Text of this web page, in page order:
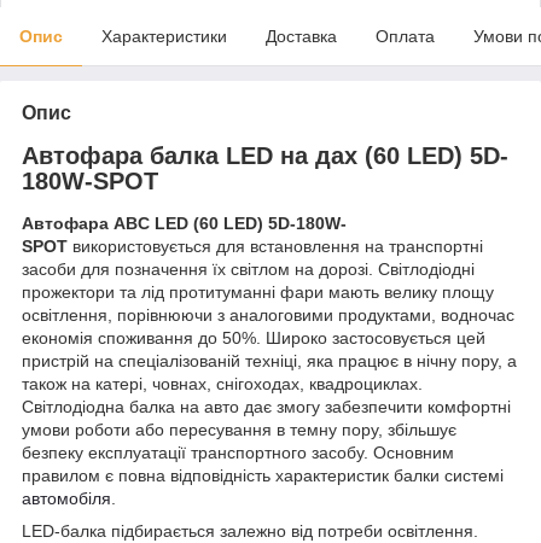
Опис Характеристики Доставка Оплата Умови
Опис
Автофара балка LED на дах (60 LED) 5D-
180W-SPOT
Автофара ABC LED (60 LED) 5D-180W-
SPOT використовується для встановлення на транспортні
засоби для позначення їх світлом на дорозі. Світлодіодні
прожектори та лід протитуманні фари мають велику площу
освітлення, порівнюючи з аналоговими продуктами, водночас
економія споживання до 50%. Широко застосовується цей
пристрій на спеціалізованій техніці, яка працює в нічну пору, а
також на катері, човнах, снігоходах, квадроциклах.
Світлодіодна балка на авто дає змогу забезпечити комфортні
умови роботи або пересування в темну пору, збільшує
безпеку експлуатації транспортного засобу. Основним
правилом є повна відповідність характеристик балки системі
автомобіля.
LED-балка підбирається залежно від потреби освітлення.